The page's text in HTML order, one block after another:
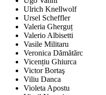
Ulrich Knellwolf
Ursel Scheffler
Valeria Gherguț
Valerio Albisetti
Vasile Militaru
Veronica Dămătărc
Vicențiu Ghiurca
Victor Bortaş
Viliu Danca
Violeta Apostu